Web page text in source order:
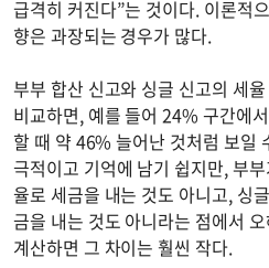
급격히 커진다”는 것이다. 이론적
향은 과장되는 경우가 많다.
부부 합산 신고와 싱글 신고의 세
비교하면, 예를 들어 24% 구간에
할 때 약 46% 늘어난 것처럼 보일
극적이고 기억에 남기 쉽지만, 부
율로 세금을 내는 것도 아니고, 싱
금을 내는 것도 아니라는 점에서
계산하면 그 차이는 훨씬 작다.